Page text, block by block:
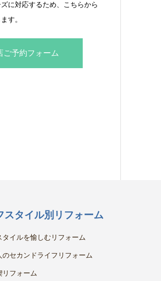
に対応するため、こちらから
す。
ご予約フォーム
スタイル別リフォーム
タイルを愉しむリフォーム
のセカンドライフリフォーム
リフォーム